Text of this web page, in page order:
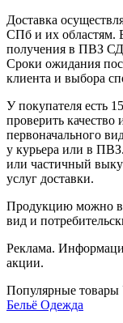
Доставка
СПб и их областям.
получения в ПВЗ
Сроки ожидания
клиента и выбора
У покупателя есть
проверить качество
первоначального
у курьера или в
или частичный
услуг доставки.
Продукцию можно
вид и
Реклама.
акции.
Популярные
Бельё Одежда